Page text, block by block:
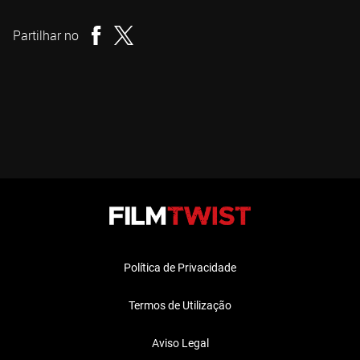
Partilhar no
Política de Privacidade
Termos de Utilização
Aviso Legal